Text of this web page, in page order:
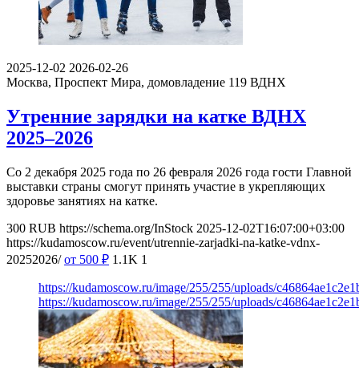
2025-12-02 2026-02-26
Москва, Проспект Мира, домовладение 119 ВДНХ
Утренние зарядки на катке ВДНХ
2025–2026
Со 2 декабря 2025 года по 26 февраля 2026 года гости Главной
выставки страны смогут принять участие в укрепляющих
здоровье занятиях на катке.
300 RUB https://schema.org/InStock 2025-12-02T16:07:00+03:00
https://kudamoscow.ru/event/utrennie-zarjadki-na-katke-vdnx-
20252026/ от 500 ₽ 1.1K 1
https://kudamoscow.ru/image/255/255/uploads/
https://kudamoscow.ru/image/255/255/uploads/